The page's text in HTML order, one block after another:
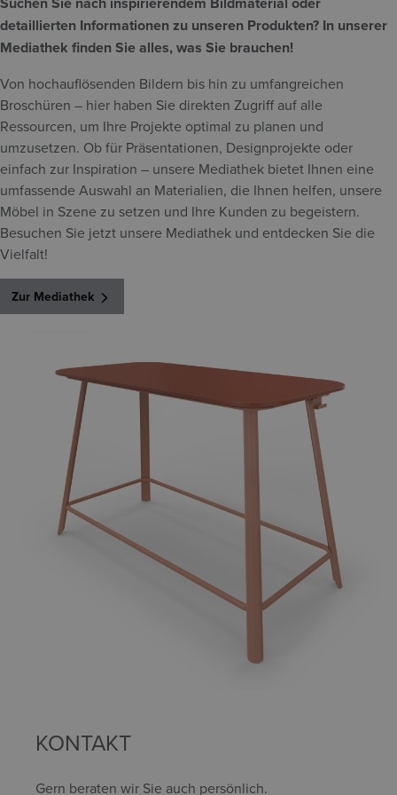
detaillierten Informationen zu unseren Produkten? In unserer
Mediathek finden Sie alles, was Sie brauchen!
Von hochauflösenden Bildern bis hin zu umfangreichen
Broschüren – hier haben Sie direkten Zugriff auf alle
Ressourcen, um Ihre Projekte optimal zu planen und
umzusetzen. Ob für Präsentationen, Designprojekte oder
einfach zur Inspiration – unsere Mediathek bietet Ihnen eine
umfassende Auswahl an Materialien, die Ihnen helfen, unsere
Möbel in Szene zu setzen und Ihre Kunden zu begeistern.
Besuchen Sie jetzt unsere Mediathek und entdecken Sie die
Vielfalt!
Zur Mediathek
KONTAKT
Gern beraten wir Sie auch persönlich.